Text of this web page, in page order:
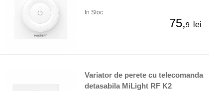
In Stoc
75,9 lei
Variator de perete cu telecomanda
detasabila MiLight RF K2